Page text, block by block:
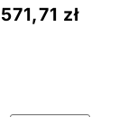
571,71 zł